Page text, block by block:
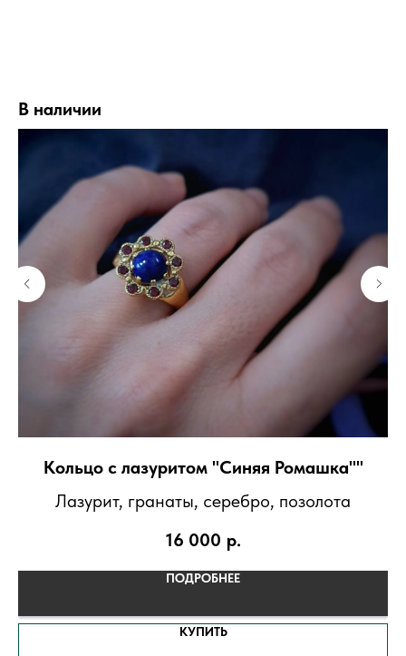
В наличии
Кольцо с лазуритом "Синяя Ромашка""
Лазурит, гранаты, серебро, позолота
16 000 р.
ПОДРОБНЕЕ
КУПИТЬ